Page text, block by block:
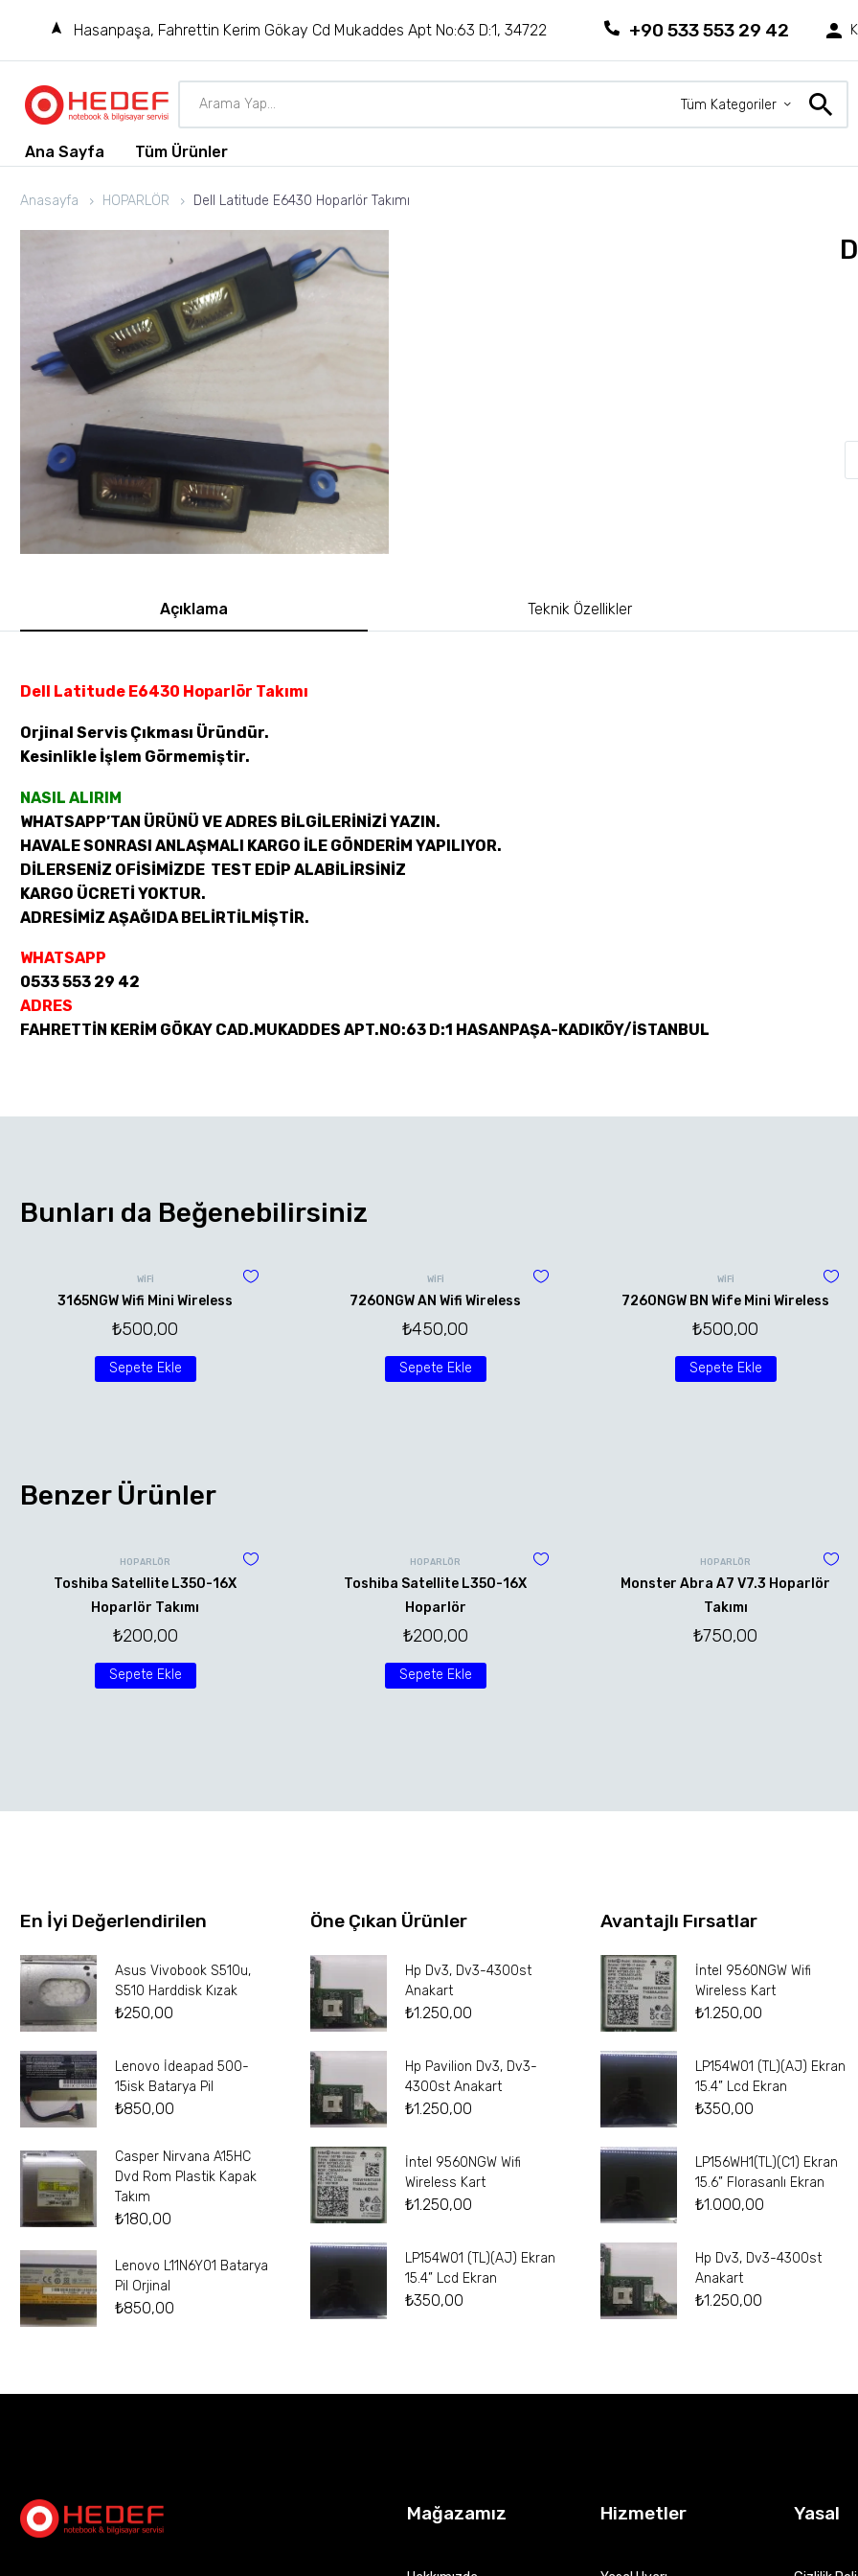
Hasanpaşa, Fahrettin Kerim Gökay Cd Mukaddes Apt No:63 D:1, 34722 +90 533 553 29 42
Tüm Kategoriler
Ana Sayfa Tüm Ürünler
Anasayfa HOPARLÖR Dell Latitude E6430 Hoparlör Takımı
Açıklama Teknik Özellikler
Dell Latitude E6430 Hoparlör Takımı
Orjinal Servis Çıkması Üründür.
Kesinlikle İşlem Görmemiştir.
NASIL ALIRIM
WHATSAPP’TAN ÜRÜNÜ VE ADRES BİLGİLERİNİZİ YAZIN.
HAVALE SONRASI ANLAŞMALI KARGO İLE GÖNDERİM YAPILIYOR.
DİLERSENİZ OFİSİMİZDE TEST EDİP ALABİLİRSİNİZ
KARGO ÜCRETİ YOKTUR.
ADRESİMİZ AŞAĞIDA BELİRTİLMİŞTİR.
WHATSAPP
0533 553 29 42
ADRES
FAHRETTİN KERİM GÖKAY CAD.MUKADDES APT.NO:63 D:1 HASANPAŞA-KADIKÖY/İSTANBUL
Bunları da Beğenebilirsiniz
WİFİ
3165NGW Wifi Mini Wireless
₺500,00
Sepete Ekle
WİFİ
7260NGW AN Wifi Wireless
₺450,00
Sepete Ekle
WİFİ
7260NGW BN Wife Mini Wireless
₺500,00
Sepete Ekle
Benzer Ürünler
HOPARLÖR
Toshiba Satellite L350-16X
Hoparlör Takımı
₺200,00
Sepete Ekle
HOPARLÖR
Toshiba Satellite L350-16X
Hoparlör
₺200,00
Sepete Ekle
HOPARLÖR
Monster Abra A7 V7.3 Hoparlör
Takımı
₺750,00
En İyi Değerlendirilen
Asus Vivobook S510u,
S510 Harddisk Kızak
₺250,00
Lenovo İdeapad 500-
15isk Batarya Pil
₺850,00
Casper Nirvana A15HC
Dvd Rom Plastik Kapak
Takım
₺180,00
Lenovo L11N6Y01 Batarya
Pil Orjinal
₺850,00
Öne Çıkan Ürünler
Hp Dv3, Dv3-4300st
Anakart
₺1.250,00
Hp Pavilion Dv3, Dv3-
4300st Anakart
₺1.250,00
İntel 9560NGW Wifi
Wireless Kart
₺1.250,00
LP154W01 (TL)(AJ) Ekran
15.4” Lcd Ekran
₺350,00
Avantajlı Fırsatlar
İntel 9560NGW Wifi
Wireless Kart
₺1.250,00
LP154W01 (TL)(AJ) Ekran
15.4” Lcd Ekran
₺350,00
LP156WH1(TL)(C1) Ekran
15.6” Florasanlı Ekran
₺1.000,00
Hp Dv3, Dv3-4300st
Anakart
₺1.250,00
Mağazamız Hizmetler Yasal